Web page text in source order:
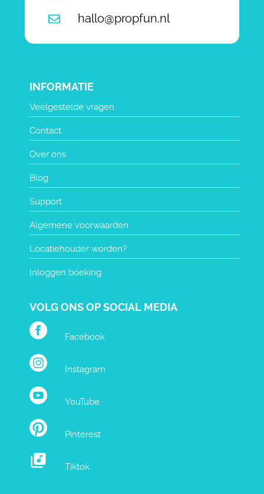
hallo@propfun.nl
INFORMATIE
Veelgestelde vragen
Contact
Over ons
Blog
Support
Algemene voorwaarden
Locatiehouder worden?
Inloggen boeking
VOLG ONS OP SOCIAL MEDIA
Facebook
Instagram
YouTube
Pinterest
Tiktok